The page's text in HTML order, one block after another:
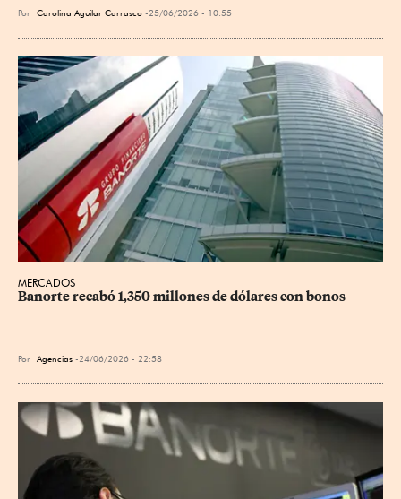
Por Carolina Aguilar Carrasco 25/06/2026 - 10:55
MERCADOS
Banorte recabó 1,350 millones de dólares con bonos
Por Agencias 24/06/2026 - 22:58